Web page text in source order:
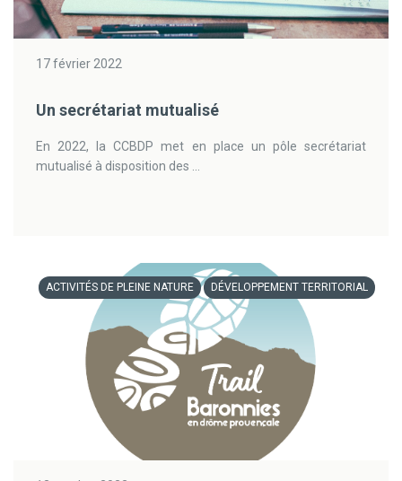
17 février 2022
Un secrétariat mutualisé
En 2022, la CCBDP met en place un pôle secrétariat
mutualisé à disposition des ...
ACTIVITÉS DE PLEINE NATURE DÉVELOPPEMENT TERRITORIAL